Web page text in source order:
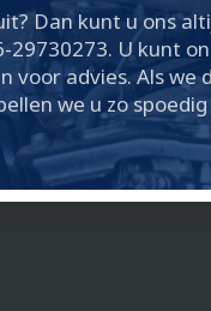
Dan kunt u ons
29730273. U kunt
voor advies. Als
we u zo